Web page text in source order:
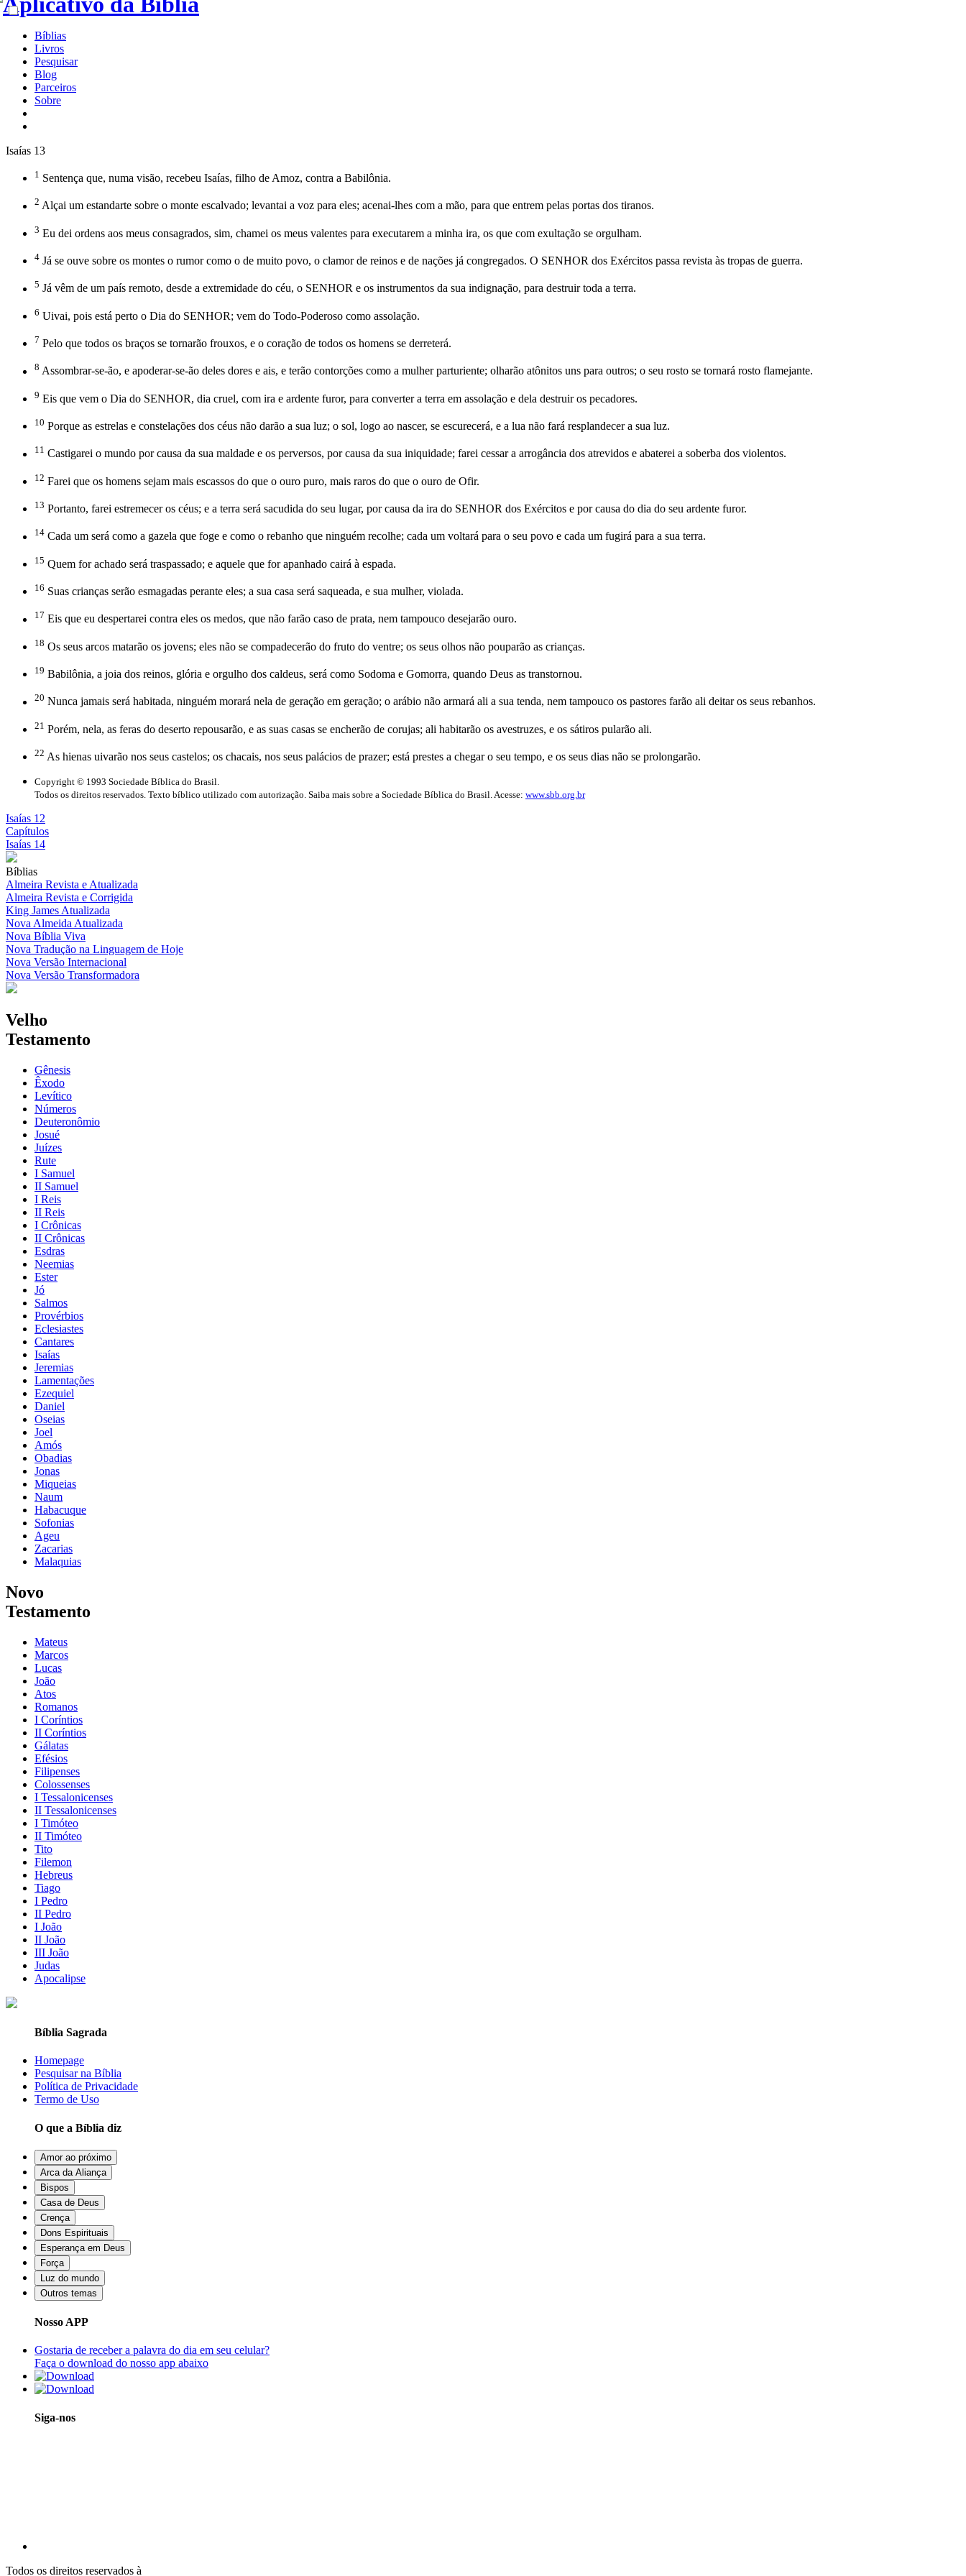
Bíblias
Livros
Pesquisar
Blog
Parceiros
Sobre
Isaías 13
1 Sentença que, numa visão, recebeu Isaías, filho de Amoz, contra a Babilônia.
2 Alçai um estandarte sobre o monte escalvado; levantai a voz para eles; acenai-lhes com a mão, para que entrem pelas portas dos tiranos.
3 Eu dei ordens aos meus consagrados, sim, chamei os meus valentes para executarem a minha ira, os que com exultação se orgulham.
4 Já se ouve sobre os montes o rumor como o de muito povo, o clamor de reinos e de nações já congregados. O SENHOR dos Exércitos passa revista às tropas de guerra.
5 Já vêm de um país remoto, desde a extremidade do céu, o SENHOR e os instrumentos da sua indignação, para destruir toda a terra.
6 Uivai, pois está perto o Dia do SENHOR; vem do Todo-Poderoso como assolação.
7 Pelo que todos os braços se tornarão frouxos, e o coração de todos os homens se derreterá.
8 Assombrar-se-ão, e apoderar-se-ão deles dores e ais, e terão contorções como a mulher parturiente; olharão atônitos uns para outros; o seu rosto se tornará rosto flamejante.
9 Eis que vem o Dia do SENHOR, dia cruel, com ira e ardente furor, para converter a terra em assolação e dela destruir os pecadores.
10 Porque as estrelas e constelações dos céus não darão a sua luz; o sol, logo ao nascer, se escurecerá, e a lua não fará resplandecer a sua luz.
11 Castigarei o mundo por causa da sua maldade e os perversos, por causa da sua iniquidade; farei cessar a arrogância dos atrevidos e abaterei a soberba dos violentos.
12 Farei que os homens sejam mais escassos do que o ouro puro, mais raros do que o ouro de Ofir.
13 Portanto, farei estremecer os céus; e a terra será sacudida do seu lugar, por causa da ira do SENHOR dos Exércitos e por causa do dia do seu ardente furor.
14 Cada um será como a gazela que foge e como o rebanho que ninguém recolhe; cada um voltará para o seu povo e cada um fugirá para a sua terra.
15 Quem for achado será traspassado; e aquele que for apanhado cairá à espada.
16 Suas crianças serão esmagadas perante eles; a sua casa será saqueada, e sua mulher, violada.
17 Eis que eu despertarei contra eles os medos, que não farão caso de prata, nem tampouco desejarão ouro.
18 Os seus arcos matarão os jovens; eles não se compadecerão do fruto do ventre; os seus olhos não pouparão as crianças.
19 Babilônia, a joia dos reinos, glória e orgulho dos caldeus, será como Sodoma e Gomorra, quando Deus as transtornou.
20 Nunca jamais será habitada, ninguém morará nela de geração em geração; o arábio não armará ali a sua tenda, nem tampouco os pastores farão ali deitar os seus rebanhos.
21 Porém, nela, as feras do deserto repousarão, e as suas casas se encherão de corujas; ali habitarão os avestruzes, e os sátiros pularão ali.
22 As hienas uivarão nos seus castelos; os chacais, nos seus palácios de prazer; está prestes a chegar o seu tempo, e os seus dias não se prolongarão.
Copyright © 1993 Sociedade Bíblica do Brasil.
Todos os direitos reservados. Texto bíblico utilizado com autorização. Saiba mais sobre a Sociedade Bíblica do Brasil. Acesse: www.sbb.org.br
Isaías 12
Capítulos
Isaías 14
Bíblias
Almeira Revista e Atualizada
Almeira Revista e Corrigida
King James Atualizada
Nova Almeida Atualizada
Nova Bíblia Viva
Nova Tradução na Linguagem de Hoje
Nova Versão Internacional
Nova Versão Transformadora
Velho
Testamento
Gênesis
Êxodo
Levítico
Números
Deuteronômio
Josué
Juízes
Rute
I Samuel
II Samuel
I Reis
II Reis
I Crônicas
II Crônicas
Esdras
Neemias
Ester
Jó
Salmos
Provérbios
Eclesiastes
Cantares
Isaías
Jeremias
Lamentações
Ezequiel
Daniel
Oseias
Joel
Amós
Obadias
Jonas
Miqueias
Naum
Habacuque
Sofonias
Ageu
Zacarias
Malaquias
Novo
Testamento
Mateus
Marcos
Lucas
João
Atos
Romanos
I Coríntios
II Coríntios
Gálatas
Efésios
Filipenses
Colossenses
I Tessalonicenses
II Tessalonicenses
I Timóteo
II Timóteo
Tito
Filemon
Hebreus
Tiago
I Pedro
II Pedro
I João
II João
III João
Judas
Apocalipse
Bíblia Sagrada
Homepage
Pesquisar na Bíblia
Política de Privacidade
Termo de Uso
O que a Bíblia diz
Amor ao próximo
Arca da Aliança
Bispos
Casa de Deus
Crença
Dons Espirituais
Esperança em Deus
Força
Luz do mundo
Outros temas
Nosso APP
Gostaria de receber a palavra do dia em seu celular?
Faça o download do nosso app abaixo
Siga-nos
Todos os direitos reservados à